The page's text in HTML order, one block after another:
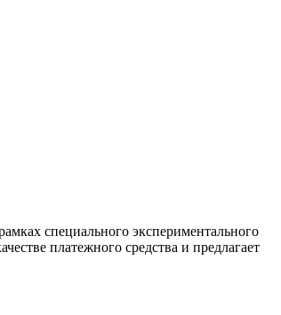
специального экспериментального
платежного средства и предлагает